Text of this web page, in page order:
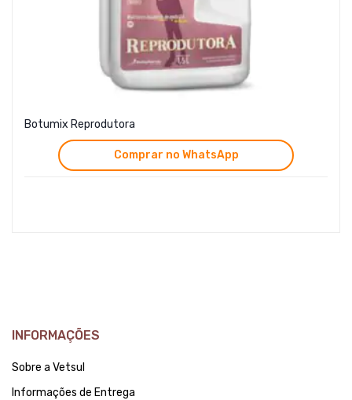
Botumix Reprodutora
Comprar no WhatsApp
INFORMAÇÕES
Sobre a Vetsul
Informações de Entrega